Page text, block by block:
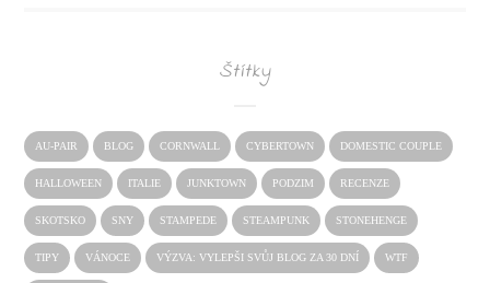
Štítky
AU-PAIR BLOG CORNWALL CYBERTOWN DOMESTIC COUPLE
HALLOWEEN ITALIE JUNKTOWN PODZIM RECENZE
SKOTSKO SNY STAMPEDE STEAMPUNK STONEHENGE
TIPY VÁNOCE VÝZVA: VYLEPŠI SVŮJ BLOG ZA 30 DNÍ WTF